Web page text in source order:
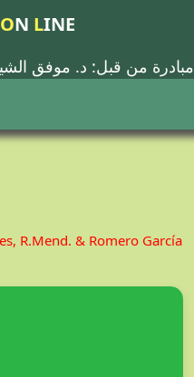
ON LINE
مبادرة من قبل: د. موفق
R.Mend. & Romero García